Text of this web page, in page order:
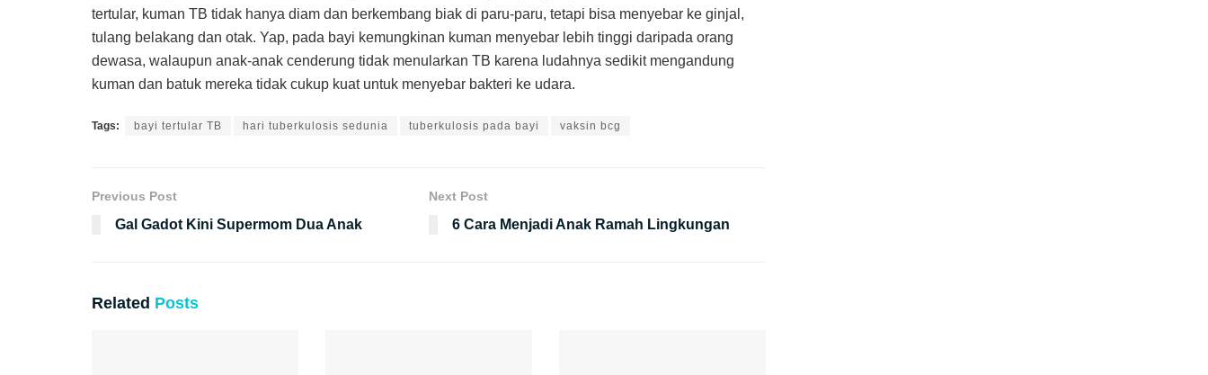
tertular, kuman TB tidak hanya diam dan berkembang biak di paru-paru, tetapi bisa menyebar ke ginjal,
tulang belakang dan otak. Yap, pada bayi kemungkinan kuman menyebar lebih tinggi daripada orang
dewasa, walaupun anak-anak cenderung tidak menularkan TB karena ludahnya sedikit mengandung
kuman dan batuk mereka tidak cukup kuat untuk menyebar bakteri ke udara.
Tags: bayi tertular TB hari tuberkulosis sedunia tuberkulosis pada bayi vaksin bcg
Previous Post
Gal Gadot Kini Supermom Dua Anak
Next Post
6 Cara Menjadi Anak Ramah Lingkungan
Related Posts